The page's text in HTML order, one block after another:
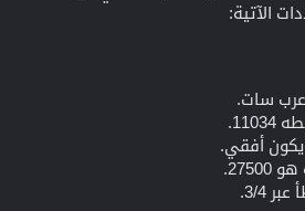
الآتية:
عرب سات.
أفقي.
3/4.